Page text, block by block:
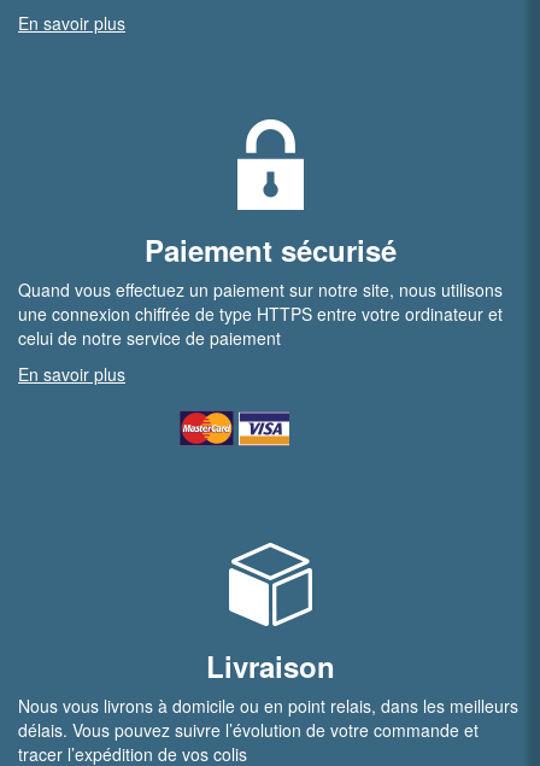
En savoir plus
Paiement sécurisé
Quand vous effectuez un paiement sur notre site, nous utilisons
une connexion chiffrée de type HTTPS entre votre ordinateur et
celui de notre service de paiement
En savoir plus
Livraison
Nous vous livrons à domicile ou en point relais, dans les meilleurs
délais. Vous pouvez suivre l’évolution de votre commande et
tracer l’expédition de vos colis